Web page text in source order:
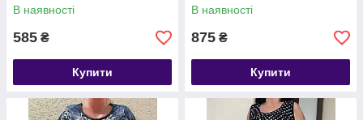
В наявності
585 ₴
Купити
В наявності
875 ₴
Купити